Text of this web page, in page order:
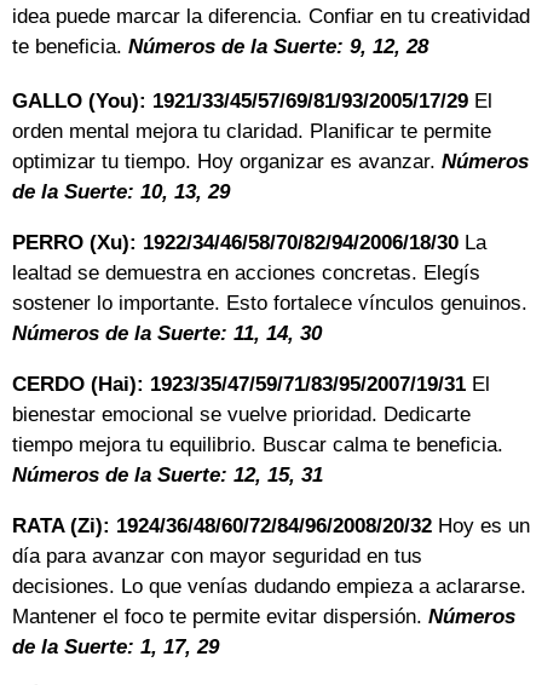
idea puede marcar la diferencia. Confiar en tu creatividad
te beneficia. Números de la Suerte: 9, 12, 28
GALLO (You): 1921/33/45/57/69/81/93/2005/17/29 El
orden mental mejora tu claridad. Planificar te permite
optimizar tu tiempo. Hoy organizar es avanzar. Números
de la Suerte: 10, 13, 29
PERRO (Xu): 1922/34/46/58/70/82/94/2006/18/30 La
lealtad se demuestra en acciones concretas. Elegís
sostener lo importante. Esto fortalece vínculos genuinos.
Números de la Suerte: 11, 14, 30
CERDO (Hai): 1923/35/47/59/71/83/95/2007/19/31 El
bienestar emocional se vuelve prioridad. Dedicarte
tiempo mejora tu equilibrio. Buscar calma te beneficia.
Números de la Suerte: 12, 15, 31
RATA (Zi): 1924/36/48/60/72/84/96/2008/20/32 Hoy es un
día para avanzar con mayor seguridad en tus
decisiones. Lo que venías dudando empieza a aclararse.
Mantener el foco te permite evitar dispersión. Números
de la Suerte: 1, 17, 29